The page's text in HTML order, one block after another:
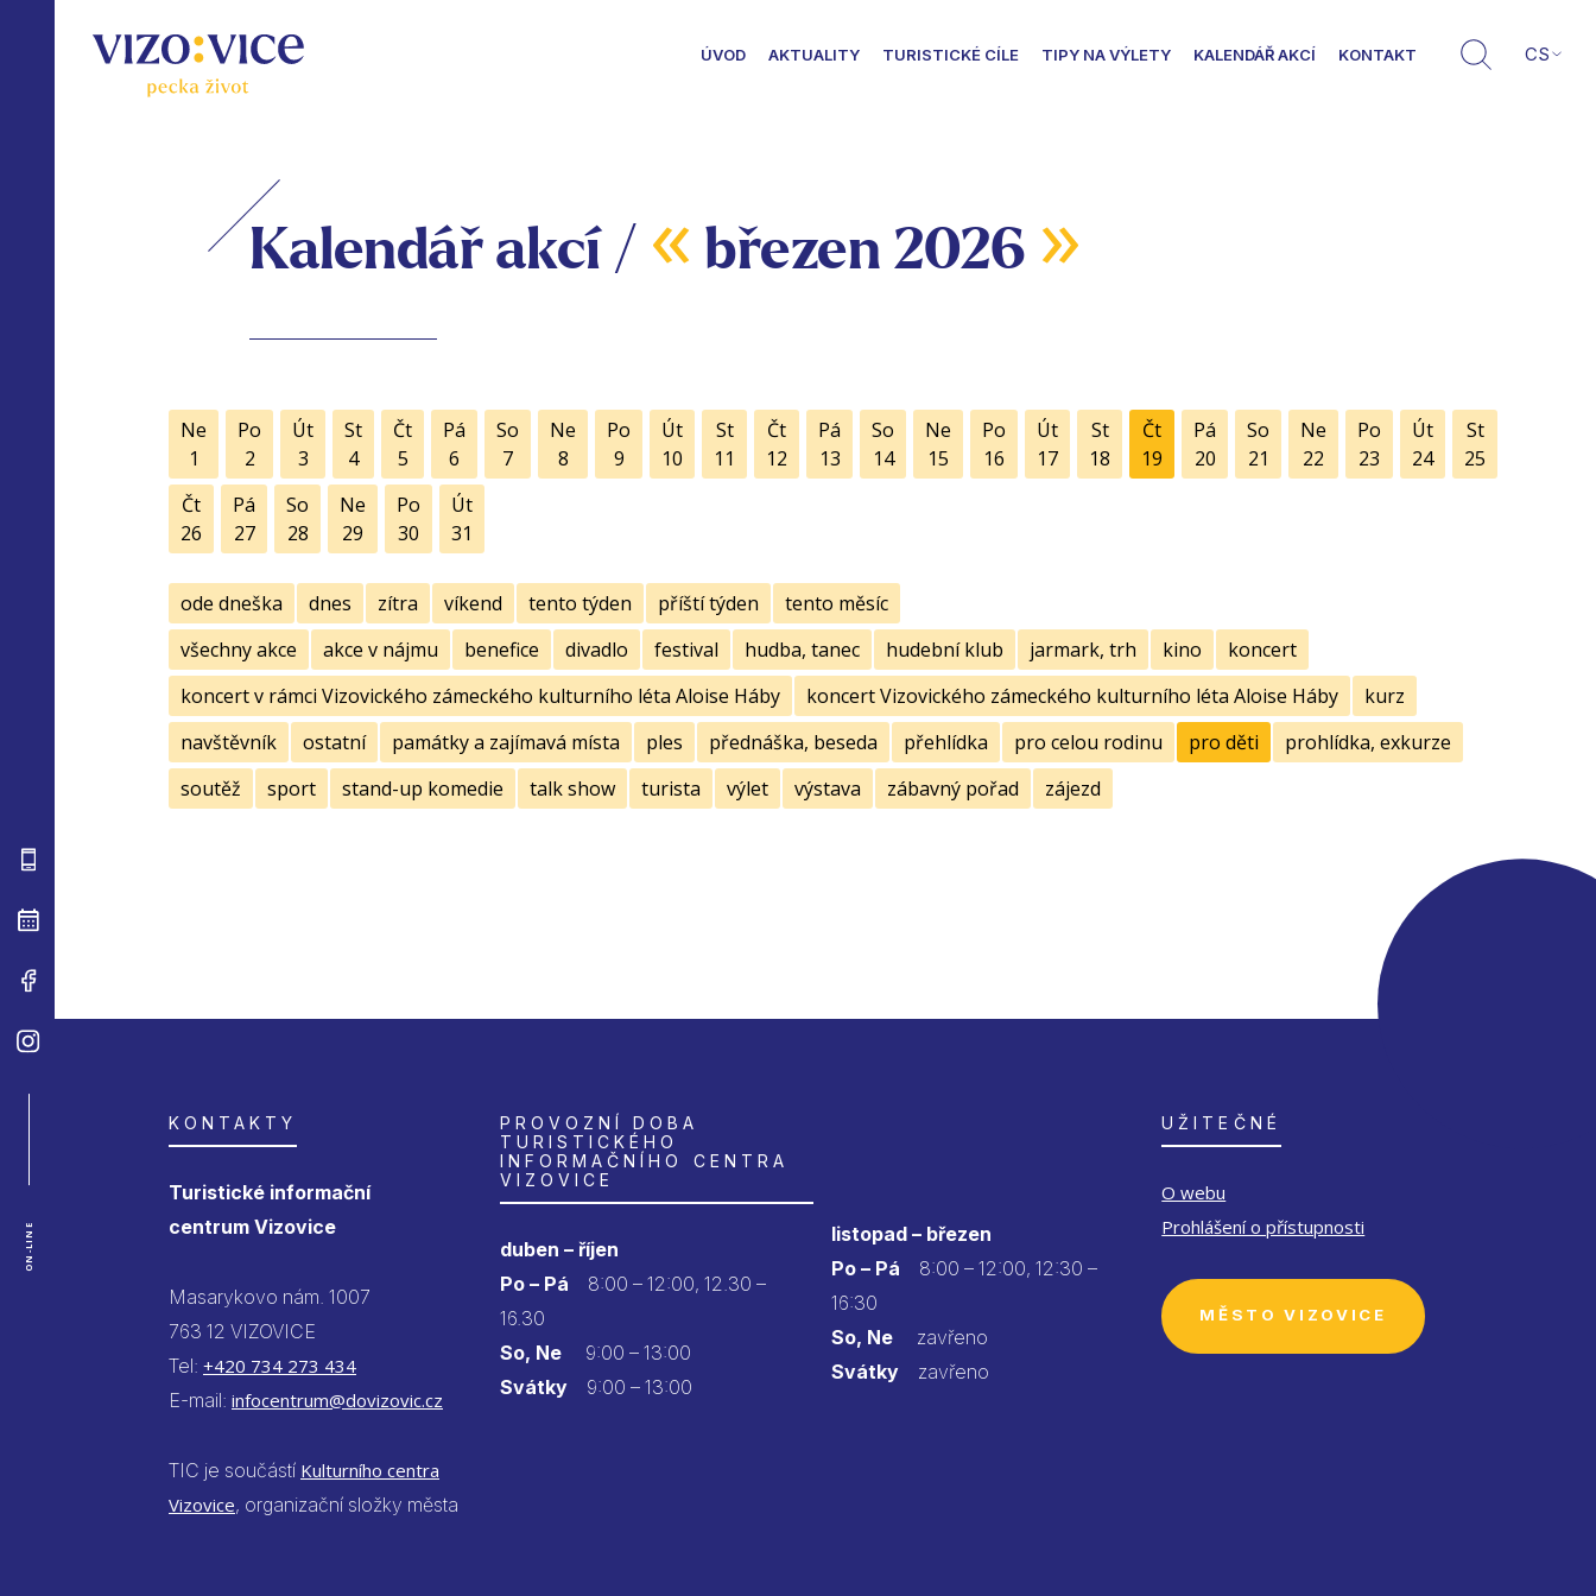
ÚVOD AKTUALITY TURISTICKÉ CÍLE TIPY NA VÝLETY KALENDÁŘ AKCÍ KONTAKT CS
ON-LINE
Kalendář akcí / « březen 2026 »
Ne
1
Po
2
Út
3
St
4
Čt
5
Pá
6
So
7
Ne
8
Po
9
Út
10
St
11
Čt
12
Pá
13
So
14
Ne
15
Po
16
Út
17
St
18
Čt
19
Pá
20
So
21
Ne
22
Po
23
Út
24
St
25
Čt
26
Pá
27
So
28
Ne
29
Po
30
Út
31
ode dneška dnes zítra víkend tento týden příští týden
tento měsíc
všechny akce
akce v nájmu benefice divadlo festival hudba, tanec hudební klub jarmark, trh kino
koncert
koncert v rámci Vizovického zámeckého kulturního léta Aloise Háby
koncert Vizovického zámeckého kulturního léta Aloise Háby
kurz
navštěvník
ostatní památky a zajímavá místa ples přednáška, beseda přehlídka pro celou rodinu pro děti
prohlídka, exkurze
soutěž
sport stand-up komedie talk show turista výlet výstava zábavný pořad zájezd
KONTAKTY
Turistické informační
centrum Vizovice
Masarykovo nám. 1007
763 12 VIZOVICE
Tel: +420 734 273 434
E-mail: infocentrum@dovizovic.cz
TIC je součástí Kulturního centra
Vizovice, organizační složky města
PROVOZNÍ DOBA
TURISTICKÉHO
INFORMAČNÍHO CENTRA
VIZOVICE
duben – říjen
Po – Pá
8:00 – 12:00, 12.30 –
16.30
So, Ne9:00 – 13:00
Svátky9:00 – 13:00
listopad – březen
Po – Pá 8:00 – 12:00, 12:30 –
16:30
So, Nezavřeno
Svátkyzavřeno
UŽITEČNÉ
O webu
Prohlášení o přístupnosti
MĚSTO VIZOVICE